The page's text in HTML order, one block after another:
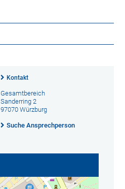
Kontakt
Gesamtbereich
Sanderring 2
97070 Würzburg
Suche Ansprechperson